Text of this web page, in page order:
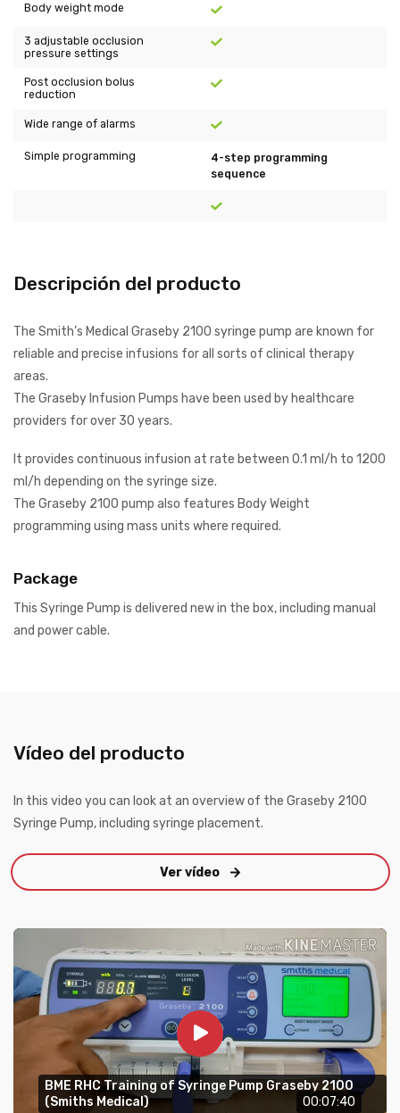
Body weight mode
3 adjustable occlusion
pressure settings
Post occlusion bolus
reduction
Wide range of alarms
Simple programming
4-step programming
sequence
Descripción del producto
The Smith’s Medical Graseby 2100 syringe pump are known for
reliable and precise infusions for all sorts of clinical therapy
areas.
The Graseby Infusion Pumps have been used by healthcare
providers for over 30 years.
It provides continuous infusion at rate between 0.1 ml/h to 1200
ml/h depending on the syringe size.
The Graseby 2100 pump also features Body Weight
programming using mass units where required.
Package
This Syringe Pump is delivered new in the box, including manual
and power cable.
Vídeo del producto
In this video you can look at an overview of the Graseby 2100
Syringe Pump, including syringe placement.
Ver vídeo
BME RHC Training of Syringe Pump Graseby 2100
(Smiths Medical)
00:07:40